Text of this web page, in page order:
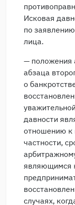
Исковая
по
лица.
— положения
абзаца
о
давности
отношению к
частности,
являющимся
случаях,